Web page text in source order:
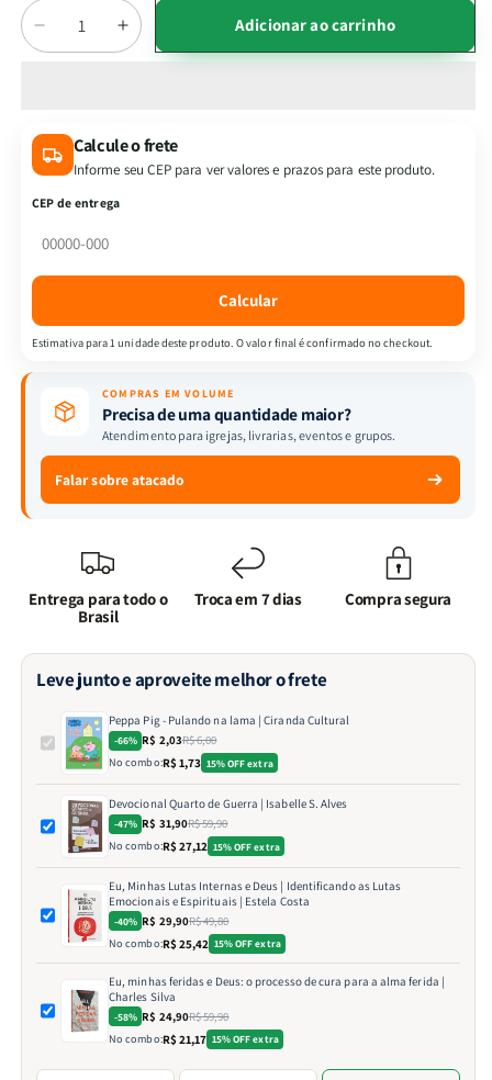
Quantidade
Diminuir
a
Pig
-
Pulando
lama
Aumentar
a
Pig
-
Adicionar ao carrinho
Calcule o frete
Informe seu CEP para ver valores e prazos para este produto.
CEP de entrega
Calcular
Estimativa para 1 unidade deste produto. O valor final é confirmado no checkout.
COMPRAS EM VOLUME
Precisa de uma quantidade maior?
Atendimento para igrejas, livrarias, eventos e grupos.
Falar sobre atacado
Entrega para todo o
Brasil
Troca em 7 dias Compra segura
Leve junto e aproveite melhor o frete
Peppa Pig - Pulando na lama | Ciranda Cultural
-66% R$ 2,03R$ 6,00
No combo:R$ 1,73 15% OFF extra
Devocional Quarto de Guerra | Isabelle S. Alves
-47% R$ 31,90R$ 59,90
No combo:R$ 27,12 15% OFF extra
Eu, Minhas Lutas Internas e Deus | Identificando as Lutas
Emocionais e Espirituais | Estela Costa
-40% R$ 29,90R$ 49,80
No combo:R$ 25,42 15% OFF extra
Eu, minhas feridas e Deus: o processo de cura para a alma ferida |
Charles Silva
-58% R$ 24,90R$ 59,90
No combo:R$ 21,17 15% OFF extra